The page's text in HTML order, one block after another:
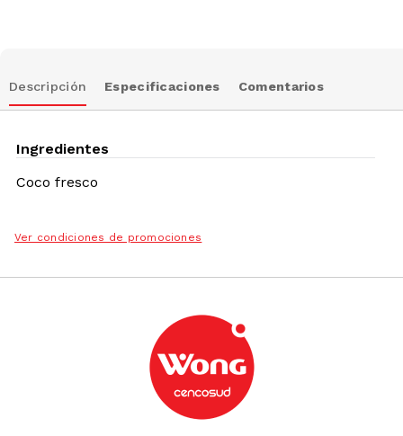
Descripción Especificaciones Comentarios
Ingredientes
Coco fresco
Ver condiciones de promociones